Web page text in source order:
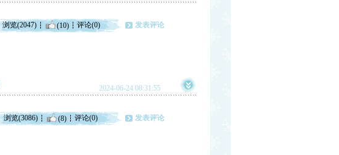
浏览(2047) (10) 评论(0) 发表评论
2024-06-24 08:31:55
浏览(3086) (8) 评论(0) 发表评论